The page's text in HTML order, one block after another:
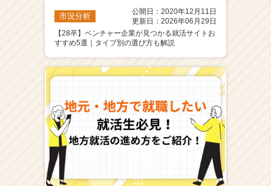
市況分析
公開日：2020年12月11日
更新日：2026年06月29日
【28卒】ベンチャー企業が見つかる就活サイトお
すすめ5選｜タイプ別の選び方も解説